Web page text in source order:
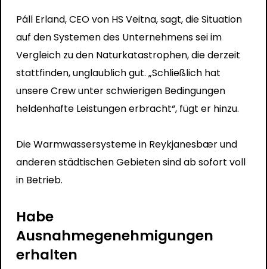
Páll Erland, CEO von HS Veitna, sagt, die Situation
auf den Systemen des Unternehmens sei im
Vergleich zu den Naturkatastrophen, die derzeit
stattfinden, unglaublich gut. „Schließlich hat
unsere Crew unter schwierigen Bedingungen
heldenhafte Leistungen erbracht“, fügt er hinzu.
Die Warmwassersysteme in Reykjanesbær und
anderen städtischen Gebieten sind ab sofort voll
in Betrieb.
Habe
Ausnahmegenehmigungen
erhalten